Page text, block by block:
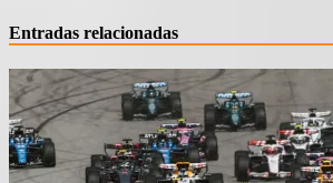
Entradas relacionadas